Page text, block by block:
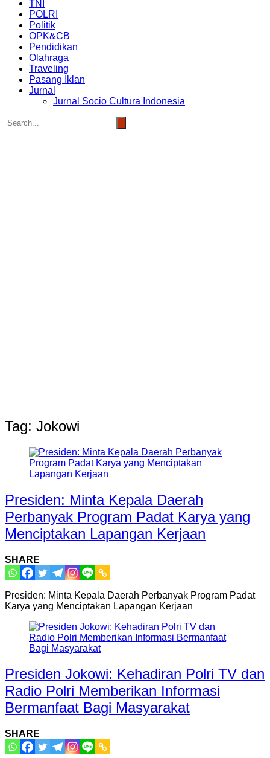
TNI
POLRI
Politik
OPK&CB
Pendidikan
Olahraga
Traveling
Pasang Iklan
Jurnal
Jurnal Socio Cultura Indonesia
Tag: Jokowi
Presiden: Minta Kepala Daerah
Perbanyak Program Padat Karya yang
Menciptakan Lapangan Kerjaan
SHARE
Presiden: Minta Kepala Daerah Perbanyak Program Padat
Karya yang Menciptakan Lapangan Kerjaan
Presiden Jokowi: Kehadiran Polri TV dan
Radio Polri Memberikan Informasi
Bermanfaat Bagi Masyarakat
SHARE